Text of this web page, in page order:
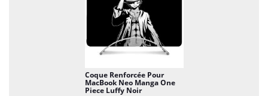
Coque Renforcée Pour
MacBook Neo Manga One
Piece Luffy Noir